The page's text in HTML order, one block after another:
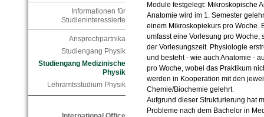
Informationen für
Studieninteressierte
Ansprechpartnika
Studiengang Physik
Studiengang Medizinische
Physik
Lehramtsstudium Physik
Module festgelegt: Mikroskopische
Anatomie wird im 1. Semester
einem Mikroskopiekurs pro Woche.
umfasst eine Vorlesung pro
der Vorlesungszeit. Physiologie
und besteht - wie auch Anatomie -
pro Woche, wobei das Praktikum
werden in Kooperation mit den
Chemie/Biochemie gelehrt.
Aufgrund dieser Strukturierung hat
Probleme nach dem Bachelor in